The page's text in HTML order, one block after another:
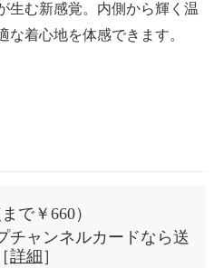
生む新感覚。内側から輝く温
な着心地を体感できます。
まで￥660）
チャンネルカードなら送
詳細 ］